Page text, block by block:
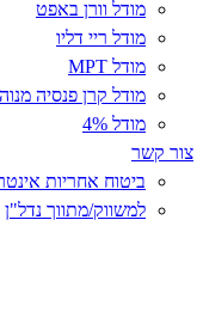
מודל וורן באפט
מודל ריי דליו
מודל MPT
מודל קרן פנסיה
מודל 4%
צור קשר
ביטוח אחריות
למשווק/מתווך נדל"ן